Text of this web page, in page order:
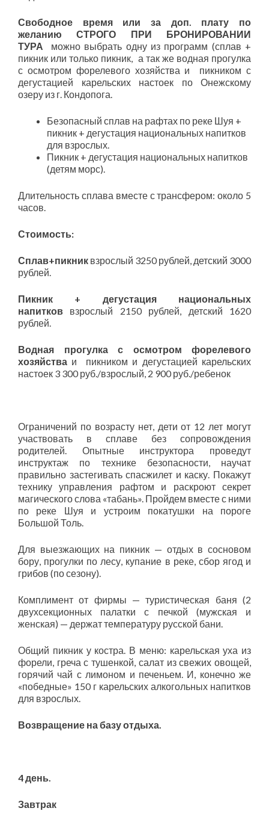
Свободное время или за доп. плату по
желанию
СТРОГО ПРИ БРОНИРОВАНИИ
ТУРА можно выбрать одну из программ (сплав +
пикник или только пикник, а так же водная прогулка
с осмотром форелевого хозяйства и пикником с
дегустацией карельских настоек по Онежскому
озеру из г. Кондопога.
Безопасный сплав на рафтах по реке Шуя +
пикник + дегустация национальных напитков
для взрослых.
Пикник + дегустация национальных напитков
(детям морс).
Длительность сплава вместе с трансфером: около 5
часов.
Стоимость:
Сплав+пикник взрослый 3250 рублей, детский 3000
рублей.
Пикник + дегустация национальных
напитков взрослый 2150 рублей, детский 1620
рублей.
Водная прогулка с осмотром форелевого
хозяйства и пикником и дегустацией карельских
настоек 3 300 руб./взрослый, 2 900 руб./ребенок
Ограничений по возрасту нет, дети от 12 лет могут
участвовать в сплаве без сопровождения
родителей. Опытные инструктора проведут
инструктаж по технике безопасности, научат
правильно застегивать спасжилет и каску. Покажут
технику управления рафтом и раскроют секрет
магического слова «табань». Пройдем вместе с ними
по реке Шуя и устроим покатушки на пороге
Большой Толь.
Для выезжающих на пикник — отдых в сосновом
бору, прогулки по лесу, купание в реке, сбор ягод и
грибов (по сезону).
Комплимент от фирмы — туристическая баня (2
двухсекционных палатки с печкой (мужская и
женская) — держат температуру русской бани.
Общий пикник у костра. В меню: карельская уха из
форели, греча с тушенкой, салат из свежих овощей,
горячий чай с лимоном и печеньем. И, конечно же
«победные» 150 г карельских алкогольных напитков
для взрослых.
Возвращение на базу отдыха.
4день.
Завтрак